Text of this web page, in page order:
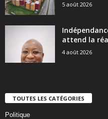
5 août 2026
attend la
4 août 2026
TOUTES LES CATÉGORIES
Politique